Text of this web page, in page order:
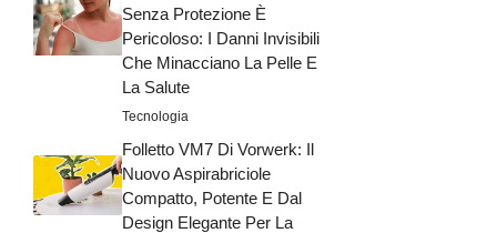
Senza Protezione È
Pericoloso: I Danni Invisibili
Che Minacciano La Pelle E
La Salute
Tecnologia
Folletto VM7 Di Vorwerk: Il
Nuovo Aspirabriciole
Compatto, Potente E Dal
Design Elegante Per La